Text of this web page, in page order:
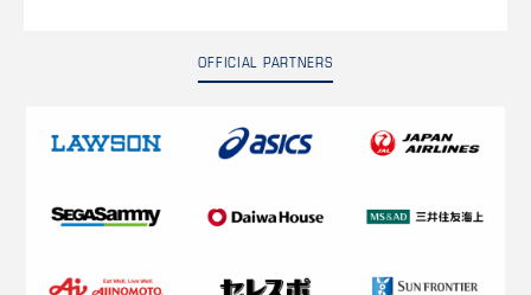
OFFICIAL PARTNERS